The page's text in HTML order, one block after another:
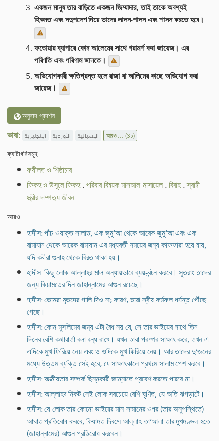
একজন মানুষ তার বাড়িতে একজন জিম্মাদার, তাই তাকে অবশ্যই
হিকমত এবং সদুপদেশ দিয়ে তাদের লালন-পালন এবং শাসন করতে হবে।
ফতোয়ার ব্যাপারে কোন আলেমের সাথে পরামর্শ করা জায়েজ। এর
পরিণতি এবং পরিণাম জানতে।
অভিযোগকারী ক্ষতিগ্রস্ত হলে রাজা বা আলিমের কাছে অভিযোগ করা
জায়েজ।
অনুবাদ প্রদর্শন
ভাষা: الإنجليزية الأوردية الإسبانية আরও ...(35)
ক্যাটাগরিসমূহ
ফযীলত ও শিষ্ঠাচার
ফিকহ ও উসূলে ফিকহ.পরিবার বিষয়ক মাসআল-মাসায়েল.বিবাহ.স্বামী-
স্ত্রীর দাম্পত্য জীবন
আরও ...
হাদীস: পাঁচ ওয়াক্ত সালাত, এক জুমু‘আ থেকে আরেক জুমু‘আ এবং এক
রামাযান থেকে আরেক রামাযান এর মধ্যবর্তী সময়ের জন্য কাফফারা হয়ে যায়,
যদি কবীরা গুনাহ থেকে বিরত থাকা হয়।
হাদীস: কিছু লোক আল্লাহর মাল অন্যায়ভাবে ব্যয়-বন্টন করবে। সুতরাং তাদের
জন্য কিয়ামতের দিন জাহান্নামের আগুন রয়েছে।
হাদীস: তোমরা মৃতদের গালি দিও না; কারণ, তারা স্বীয় কর্মফল পর্যন্ত পৌঁছে
গেছে।
হাদীস: কোন মুসলিমের জন্য এটা বৈধ নয় যে, সে তার ভাইয়ের সাথে তিন
দিনের বেশি কথাবার্তা বলা বন্ধ রাখে। যখন তারা পরস্পর সাক্ষাৎ করে, তখন এ
এদিকে মুখ ফিরিয়ে নেয় এবং ও ওদিকে মুখ ফিরিয়ে নেয়। আর তাদের দু’জনের
মধ্যে উত্তম ব্যক্তি সেই হবে, যে সাক্ষাৎকালে প্রথমে সালাম পেশ করবে।
হাদীস: আত্মীয়তার সম্পর্ক ছিন্নকারী জান্নাতে প্রবেশ করতে পারবে না।
হাদীস: আল্লাহর নিকট সেই লোক সবচেয়ে বেশি ঘৃণিত, যে অতি ঝগড়াটে।
হাদীস: যে লোক তার কোনো ভাইয়ের মান-সম্মানের ওপর (তার অনুপস্থিতে)
আঘাত প্রতিরোধ করবে, কিয়ামত দিবসে আল্লাহ তা‘আলা তার মুখমণ্ডল হতে
(জাহান্নামের) আগুন প্রতিরোধ করবেন।